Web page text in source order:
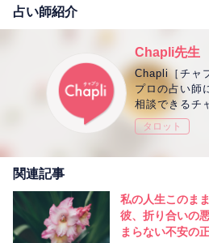
占い師紹介
Chapli先生
Chapli［チャ
プロの占い師
相談できるチ
タロット
関連記事
私の人生このま
彼、折り合いの
まらない不安の